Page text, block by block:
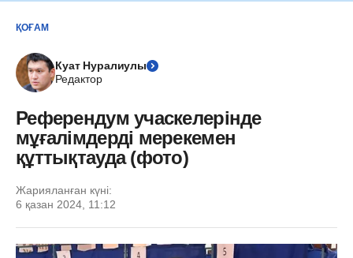
ҚОҒАМ
Куат Нуралиулы
Редактор
Референдум учаскелерінде
мұғалімдерді мерекемен
құттықтауда (фото)
Жарияланған күні:
6 қазан 2024, 11:12